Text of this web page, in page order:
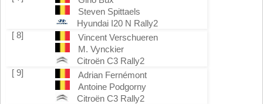
Steven Spittaels
Hyundai I20 N Rally2
[ 8]
Vincent Verschueren
M. Vynckier
Citroën C3 Rally2
[ 9]
Adrian Fernémont
Antoine Podgorny
Citroën C3 Rally2